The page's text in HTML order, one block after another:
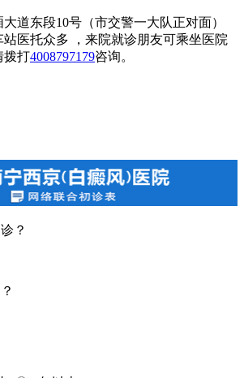
道东段10号（市交警一大队正对面）
医托众多 ，来院就诊朋友可乘坐医院
拨打4008797179咨询。
？